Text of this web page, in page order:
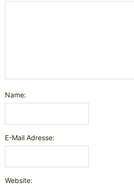
Name:
E-Mail Adresse:
Website: